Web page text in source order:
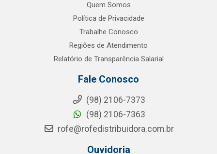
Quem Somos
Política de Privacidade
Trabalhe Conosco
Regiões de Atendimento
Relatório de Transparência Salarial
Fale Conosco
(98) 2106-7373
(98) 2106-7363
rofe@rofedistribuidora.com.br
Ouvidoria